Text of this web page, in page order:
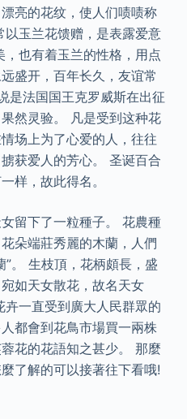
亮的花纹，使人们啧啧称
玉兰花馈赠，是表露爱意
也有着玉兰的性格，用点
盛开，百年长久，友谊常
是法国国王克罗威斯在出征
然灵验。 凡是受到这种花
场上为了心爱的人，往往
获爱人的芳心。 圣诞百合
样，故此得名。
留下了一粒種子。 花農種
朵端莊秀麗的木蘭，人們
”。 生枝頂，花柄頗長，盛
如天女散花，故名天女
一直受到廣大人民群眾的
都會到花鳥市場買一兩株
花的花語知之甚少。 那麼
了解的可以接著往下看哦!